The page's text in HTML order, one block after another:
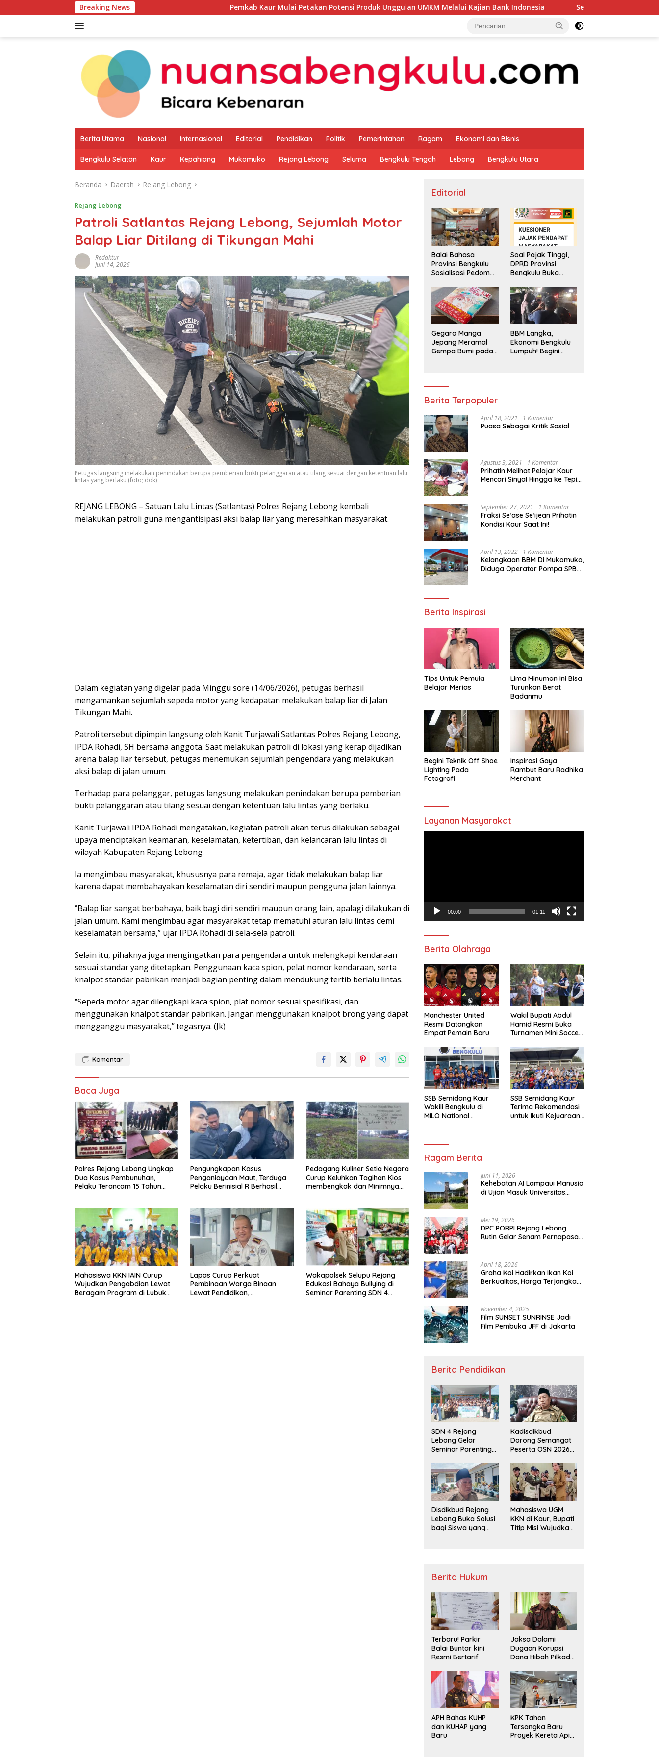
ke
Breaking News Pemkab Kaur Mulai Petakan Potensi Produk Unggulan UMKM Melalui Kajian Bank Indonesia Sekda Apresiasi Inspektorat Provinsi
Berita Utama Nasional Internasional Editorial Pendidikan Politik Pemerintahan Ragam Ekonomi dan Bisnis
Bengkulu Selatan Kaur Kepahiang Mukomuko Rejang Lebong Seluma Bengkulu Tengah Lebong Bengkulu Utara
Beranda Daerah Rejang Lebong
Rejang Lebong
Patroli Satlantas Rejang Lebong, Sejumlah Motor
Balap Liar Ditilang di Tikungan Mahi
Redaktur
Juni 14, 2026
Petugas langsung melakukan penindakan berupa pemberian bukti pelanggaran atau tilang sesuai dengan ketentuan lalu
lintas yang berlaku (foto; dok)
REJANG LEBONG – Satuan Lalu Lintas (Satlantas) Polres Rejang Lebong kembali
melakukan patroli guna mengantisipasi aksi balap liar yang meresahkan masyarakat.
Dalam kegiatan yang digelar pada Minggu sore (14/06/2026), petugas berhasil
mengamankan sejumlah sepeda motor yang kedapatan melakukan balap liar di Jalan
Tikungan Mahi.
Patroli tersebut dipimpin langsung oleh Kanit Turjawali Satlantas Polres Rejang Lebong,
IPDA Rohadi, SH bersama anggota. Saat melakukan patroli di lokasi yang kerap dijadikan
arena balap liar tersebut, petugas menemukan sejumlah pengendara yang melakukan
aksi balap di jalan umum.
Terhadap para pelanggar, petugas langsung melakukan penindakan berupa pemberian
bukti pelanggaran atau tilang sesuai dengan ketentuan lalu lintas yang berlaku.
Kanit Turjawali IPDA Rohadi mengatakan, kegiatan patroli akan terus dilakukan sebagai
upaya menciptakan keamanan, keselamatan, ketertiban, dan kelancaran lalu lintas di
wilayah Kabupaten Rejang Lebong.
Ia mengimbau masyarakat, khususnya para remaja, agar tidak melakukan balap liar
karena dapat membahayakan keselamatan diri sendiri maupun pengguna jalan lainnya.
“Balap liar sangat berbahaya, baik bagi diri sendiri maupun orang lain, apalagi dilakukan di
jalan umum. Kami mengimbau agar masyarakat tetap mematuhi aturan lalu lintas demi
keselamatan bersama,” ujar IPDA Rohadi di sela-sela patroli.
Selain itu, pihaknya juga mengingatkan para pengendara untuk melengkapi kendaraan
sesuai standar yang ditetapkan. Penggunaan kaca spion, pelat nomor kendaraan, serta
knalpot standar pabrikan menjadi bagian penting dalam mendukung tertib berlalu lintas.
“Sepeda motor agar dilengkapi kaca spion, plat nomor sesuai spesifikasi, dan
menggunakan knalpot standar pabrikan. Jangan menggunakan knalpot brong yang dapat
mengganggu masyarakat,” tegasnya. (Jk)
Komentar
Baca Juga
Polres Rejang Lebong Ungkap
Dua Kasus Pembunuhan,
Pelaku Terancam 15 Tahun
Pengungkapan Kasus
Penganiayaan Maut, Terduga
Pelaku Berinisial R Berhasil
Pedagang Kuliner Setia Negara
Curup Keluhkan Tagihan Kios
membengkak dan Minimnya
Mahasiswa KKN IAIN Curup
Wujudkan Pengabdian Lewat
Beragam Program di Lubuk
Lapas Curup Perkuat
Pembinaan Warga Binaan
Lewat Pendidikan,
Wakapolsek Selupu Rejang
Edukasi Bahaya Bullying di
Seminar Parenting SDN 4
Editorial
Balai Bahasa
Provinsi Bengkulu
Sosialisasi Pedoman
Penggunaan
Bahasa Indonesia
Soal Pajak Tinggi,
DPRD Provinsi
Bengkulu Buka
Pengaduan
Masyarakat
Gegara Manga
Jepang Meramal
Gempa Bumi pada
BBM Langka,
Ekonomi Bengkulu
Lumpuh! Begini
Berita Terpopuler
April 18, 2021 1 Komentar
Puasa Sebagai Kritik Sosial
Agustus 3, 2021 1 Komentar
Prihatin Melihat Pelajar Kaur
Mencari Sinyal Hingga ke Tepi
Segera Bertindak
September 27, 2021 1 Komentar
Fraksi Se’ase Se’ijean Prihatin
Kondisi Kaur Saat Ini!
April 13, 2022 1 Komentar
Kelangkaan BBM Di Mukomuko,
Diduga Operator Pompa SPBU
Berita Inspirasi
Tips Untuk Pemula
Belajar Merias
Lima Minuman Ini Bisa
Turunkan Berat
Badanmu
Begini Teknik Off Shoe
Lighting Pada
Fotografi
Inspirasi Gaya
Rambut Baru Radhika
Merchant
Layanan Masyarakat
00:00 01:11
Berita Olahraga
Manchester United
Resmi Datangkan
Empat Pemain Baru
Wakil Bupati Abdul
Hamid Resmi Buka
Turnamen Mini Soccer
SSB Semidang Kaur
Wakili Bengkulu di
MILO National
SSB Semidang Kaur
Terima Rekomendasi
untuk Ikuti Kejuaraan
Ragam Berita
Juni 11, 2026
Kehebatan AI Lampaui Manusia
di Ujian Masuk Universitas
Mei 19, 2026
DPC PORPI Rejang Lebong
Rutin Gelar Senam Pernapasan
April 18, 2026
Graha Koi Hadirkan Ikan Koi
Berkualitas, Harga Terjangkau
November 4, 2025
Film SUNSET SUNRINSE Jadi
Film Pembuka JFF di Jakarta
Berita Pendidikan
SDN 4 Rejang
Lebong Gelar
Seminar Parenting
Bullying,
Kadisdikbud: Patut
Jadi Contoh
Kadisdikbud
Dorong Semangat
Peserta OSN 2026
Disdikbud Rejang
Lebong Buka Solusi
bagi Siswa yang
Mahasiswa UGM
KKN di Kaur, Bupati
Titip Misi Wujudkan
Berita Hukum
Terbaru! Parkir
Balai Buntar kini
Resmi Bertarif
Jaksa Dalami
Dugaan Korupsi
Dana Hibah Pilkada
Kaur
APH Bahas KUHP
dan KUHAP yang
Baru
KPK Tahan
Tersangka Baru
Proyek Kereta Api